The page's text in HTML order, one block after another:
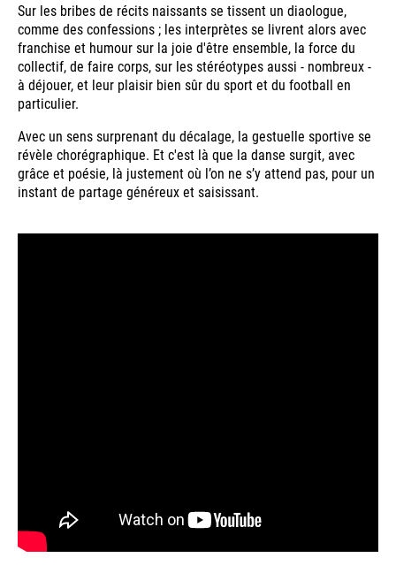
Sur les bribes de récits naissants se tissent un diaologue,
comme des confessions ; les interprètes se livrent alors avec
franchise et humour sur la joie d'être ensemble, la force du
collectif, de faire corps, sur les stéréotypes aussi - nombreux -
à déjouer, et leur plaisir bien sûr du sport et du football en
particulier.
Avec un sens surprenant du décalage, la gestuelle sportive se
révèle chorégraphique. Et c'est là que la danse surgit, avec
grâce et poésie, là justement où l’on ne s’y attend pas, pour un
instant de partage généreux et saisissant.